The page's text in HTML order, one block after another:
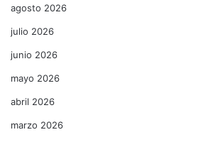
agosto 2026
julio 2026
junio 2026
mayo 2026
abril 2026
marzo 2026